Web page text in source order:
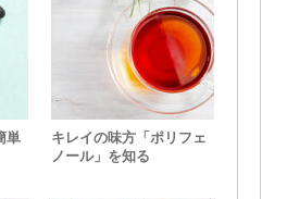
単
キレイの味方「ポリフェ
ノール」を知る